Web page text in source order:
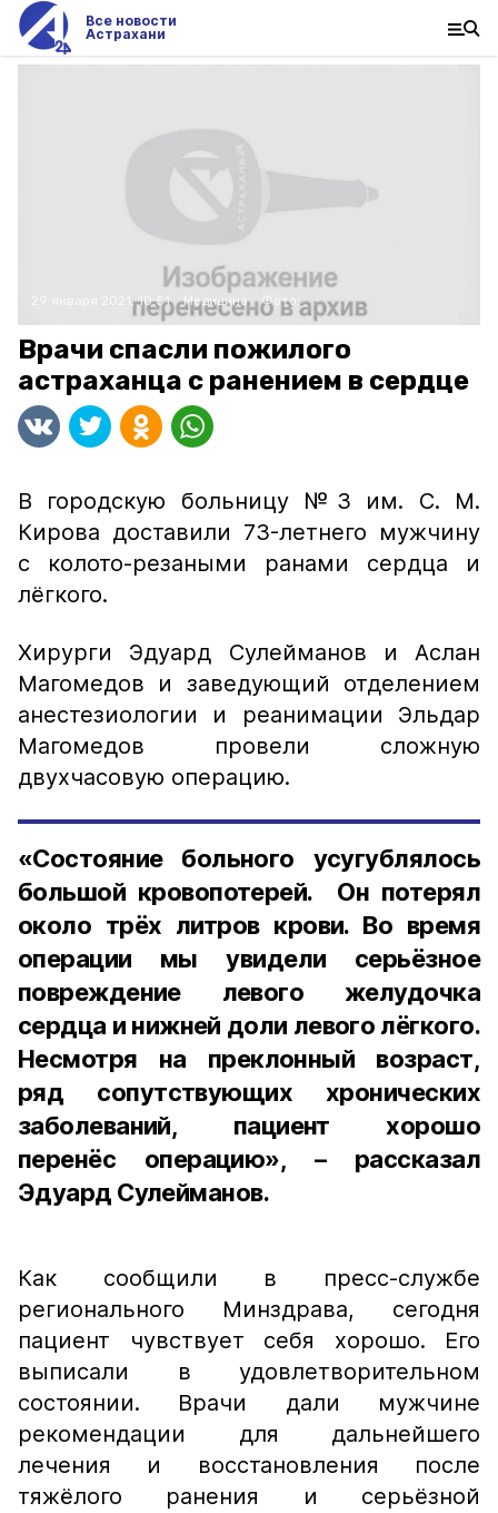
Все новости
Астрахани
29 января 2021, 10:51 Медицина Фото:
Врачи спасли пожилого
астраханца с ранением в сердце
В городскую больницу №3 им. С. М.
Кирова доставили 73-летнего мужчину
с колото-резаными ранами сердца и
лёгкого.
Хирурги Эдуард Сулейманов и Аслан
Магомедов и заведующий отделением
анестезиологии и реанимации Эльдар
Магомедов провели сложную
двухчасовую операцию.
«Состояние больного усугублялось
большой кровопотерей. Он потерял
около трёх литров крови. Во время
операции мы увидели серьёзное
повреждение левого желудочка
сердца и нижней доли левого лёгкого.
Несмотря на преклонный возраст,
ряд сопутствующих хронических
заболеваний, пациент хорошо
перенёс операцию», – рассказал
Эдуард Сулейманов.
Как сообщили в пресс-службе
регионального Минздрава, сегодня
пациент чувствует себя хорошо. Его
выписали в удовлетворительном
состоянии. Врачи дали мужчине
рекомендации для дальнейшего
лечения и восстановления после
тяжёлого ранения и серьёзной